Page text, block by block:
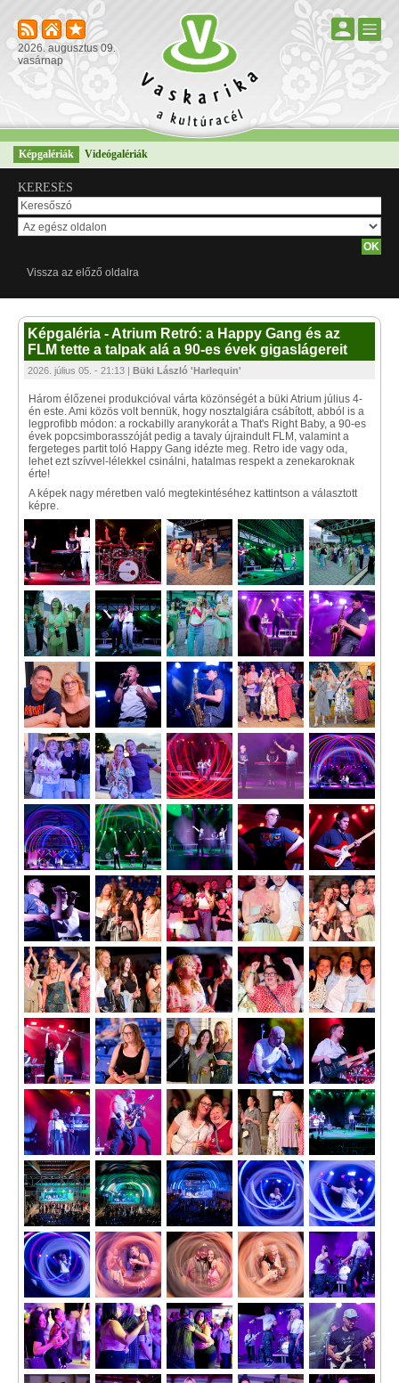
2026. augusztus 09.
vasárnap
Képgalériák Videógalériák
KERESÉS
Vissza az előző oldalra
Képgaléria - Atrium Retró: a Happy Gang és az
FLM tette a talpak alá a 90-es évek gigaslágereit
2026. július 05. - 21:13 | Büki László 'Harlequin'
Három élőzenei produkcióval várta közönségét a büki Atrium július 4-
én este. Ami közös volt bennük, hogy nosztalgiára csábított, abból is a
legprofibb módon: a rockabilly aranykorát a That's Right Baby, a 90-es
évek popcsimborasszóját pedig a tavaly újraindult FLM, valamint a
fergeteges partit toló Happy Gang idézte meg. Retro ide vagy oda,
lehet ezt szívvel-lélekkel csinálni, hatalmas respekt a zenekaroknak
érte!
A képek nagy méretben való megtekintéséhez kattintson a választott
képre.